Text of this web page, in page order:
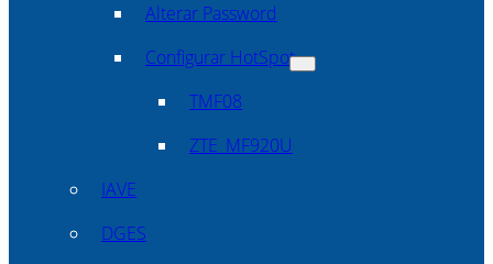
Alterar Password
Configurar HotSpot
TMF08
ZTE_MF920U
IAVE
DGES